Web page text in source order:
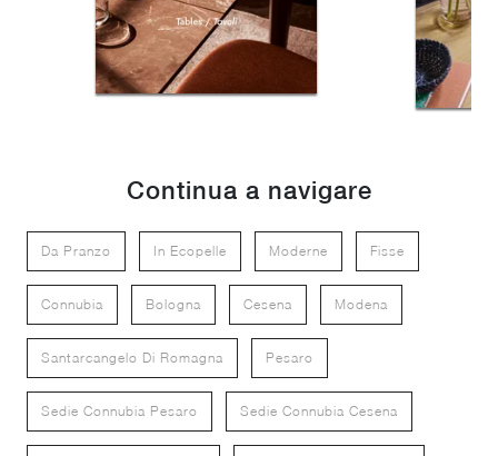
Continua a navigare
Da Pranzo In Ecopelle Moderne Fisse
Connubia Bologna Cesena Modena
Santarcangelo Di Romagna Pesaro
Sedie Connubia Pesaro Sedie Connubia Cesena